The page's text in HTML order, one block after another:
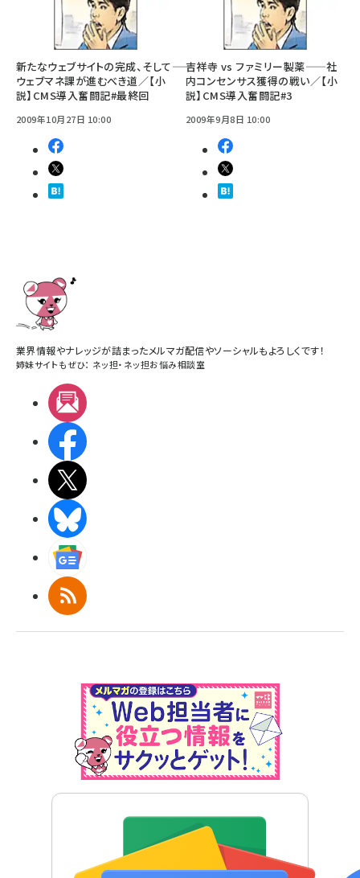
新たなウェブサイトの完成、そして――
ウェブマネ課が進むべき道／【小
説】CMS導入奮闘記#最終回
2009年10月27日 10:00
吉祥寺 vs ファミリー製薬——社
内コンセンサス獲得の戦い／【小
説】CMS導入奮闘記#3
2009年9月8日 10:00
業界情報やナレッジが詰まったメルマガ配信やソーシャルもよろしくです！
姉妹サイトもぜひ： ネッ担・ ネッ担お悩み相談室
RSS